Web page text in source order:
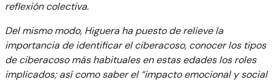
reflexión colectiva.
Del mismo modo, Higuera ha puesto de relieve la
importancia de identificar el ciberacoso, conocer los tipos
de ciberacoso más habituales en estas edades los roles
implicados; así como saber el “impacto emocional y social